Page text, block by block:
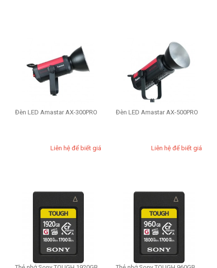
Đèn LED Amastar AX-300PRO
Liên hệ để biết giá
Đèn LED Amastar AX-500PRO
Liên hệ để biết giá